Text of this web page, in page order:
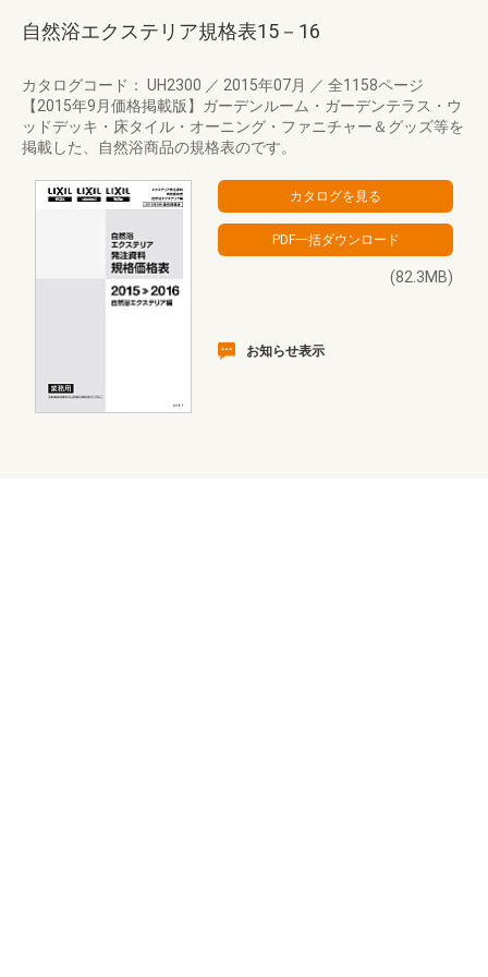
自然浴エクステリア規格表15－16
カタログコード： UH2300 ／ 2015年07月 ／ 全1158ページ
【2015年9月価格掲載版】ガーデンルーム・ガーデンテラス・ウ
ッドデッキ・床タイル・オーニング・ファニチャー＆グッズ等を
掲載した、自然浴商品の規格表のです。
(82.3MB)
お知らせ表示